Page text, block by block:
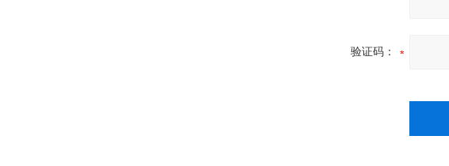
验证码：